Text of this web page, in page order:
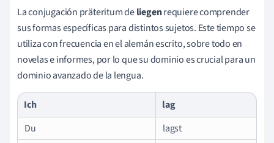
La conjugación präteritum deliegenrequiere comprender
sus formas específicas para distintos sujetos. Este tiempo se
utiliza con frecuencia en el alemán escrito, sobre todo en
novelas e informes, por lo que su dominio es crucial para un
dominio avanzado de la lengua.
Ich
lag
Du
lagst